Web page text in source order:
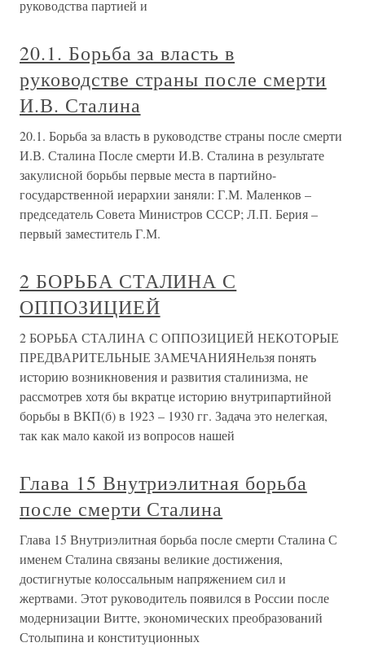
руководства партией и
20.1. Борьба за власть в
руководстве страны после смерти
И.В. Сталина
20.1. Борьба за власть в руководстве страны после смерти
И.В. Сталина После смерти И.В. Сталина в результате
закулисной борьбы первые места в партийно-
государственной иерархии заняли: Г.М. Маленков –
председатель Совета Министров СССР; Л.П. Берия –
первый заместитель Г.М.
2 БОРЬБА СТАЛИНА С
ОППОЗИЦИЕЙ
2 БОРЬБА СТАЛИНА С ОППОЗИЦИЕЙ НЕКОТОРЫЕ
ПРЕДВАРИТЕЛЬНЫЕ ЗАМЕЧАНИЯНельзя понять
историю возникновения и развития сталинизма, не
рассмотрев хотя бы вкратце историю внутрипартийной
борьбы в ВКП(б) в 1923 – 1930 гг. Задача это нелегкая,
так как мало какой из вопросов нашей
Глава 15 Внутриэлитная борьба
после смерти Сталина
Глава 15 Внутриэлитная борьба после смерти Сталина С
именем Сталина связаны великие достижения,
достигнутые колоссальным напряжением сил и
жертвами. Этот руководитель появился в России после
модернизации Витте, экономических преобразований
Столыпина и конституционных